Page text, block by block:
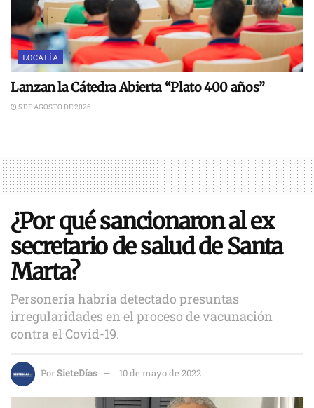
LOCALÍA
Lanzan la Cátedra Abierta “Plato 400 años”
5 DE AGOSTO DE 2026
¿Por qué sancionaron al ex
secretario de salud de Santa
Marta?
Personería habría detectado presuntas
irregularidades en el proceso de vacunación
contra el Covid-19.
PorSieteDías 10 de mayo de 2022